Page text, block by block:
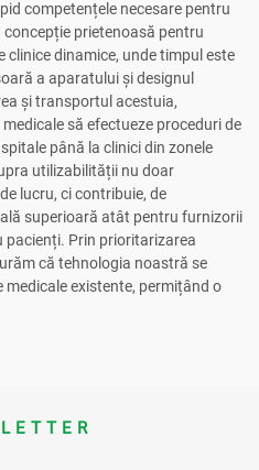
competențele necesare pentru
prietenoasă pentru
clinice dinamice, unde timpul este
a aparatului și designul
și transportul acestuia,
să efectueze proceduri de
până la clinici din zonele
utilizabilității nu doar
lucru, ci contribuie, de
superioară atât pentru furnizorii
pacienți. Prin prioritarizarea
că tehnologia noastră se
existente, permițând o